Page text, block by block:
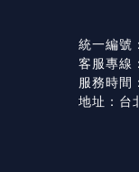
統一編
客服專
服務時
地址：台